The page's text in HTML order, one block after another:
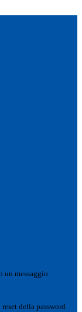
un messaggio
della password